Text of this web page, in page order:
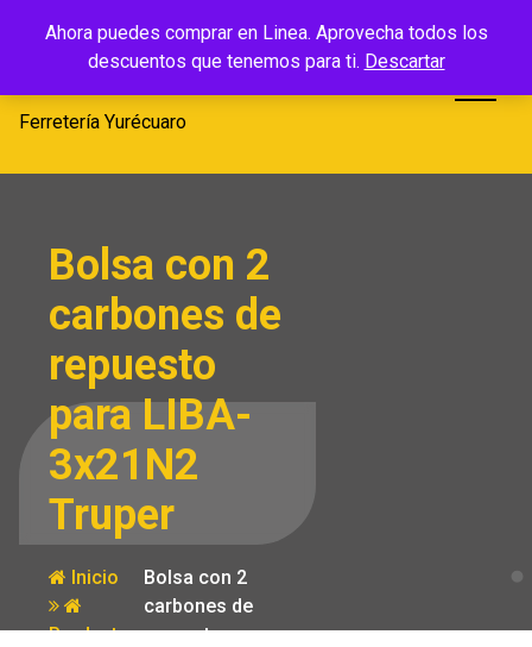
Ahora puedes comprar en Linea. Aprovecha todos los
descuentos que tenemos para ti. Descartar
Ferretería
Yurécuaro
Ferretería Yurécuaro
Bolsa con 2
carbones de
repuesto
para LIBA-
3x21N2
Truper
Inicio
Producto
Bolsa con 2
carbones de
repuesto para